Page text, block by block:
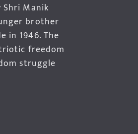
Shri Manik
brother
in 1946. The
freedom
struggle